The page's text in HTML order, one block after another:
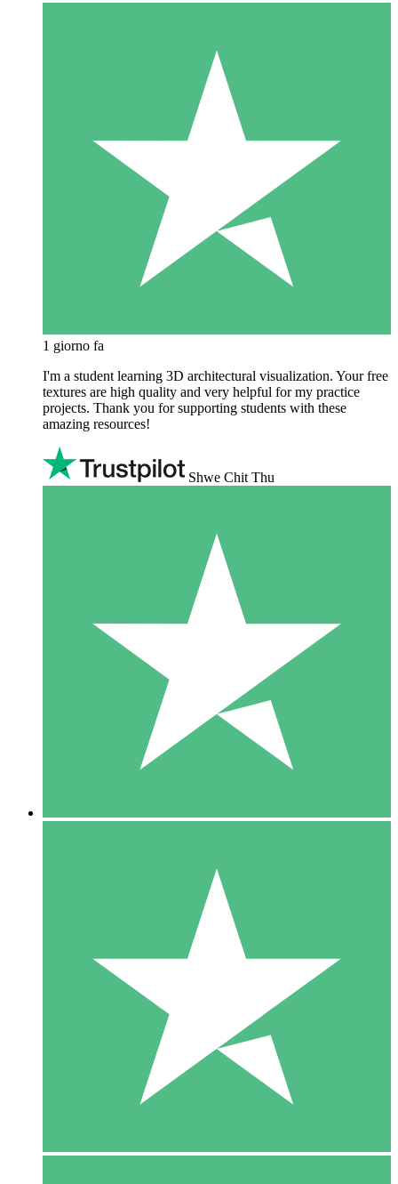
1 giorno fa
I'm a student learning 3D architectural visualization. Your free
textures are high quality and very helpful for my practice
projects. Thank you for supporting students with these
amazing resources!
Shwe Chit Thu